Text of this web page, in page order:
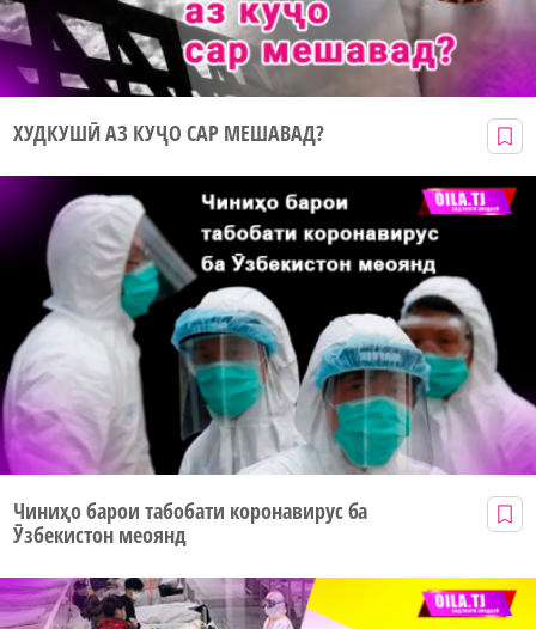
ХУДКУШӢ АЗ КУҶО САР МЕШАВАД?
Чиниҳо барои табобати коронавирус ба
Ӯзбекистон меоянд